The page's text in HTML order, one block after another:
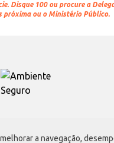
a navegação,
Disque 100 ou procure a
próxima ou o Ministério Público.
Atacadão S.A.